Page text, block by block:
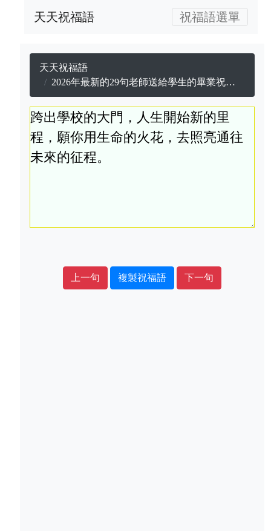
天天祝福語 祝福語選單
天天祝福語
2026年最新的29句老師送給學生的畢業祝福語 | 天天祝福語
上一句 複製祝福語 下一句